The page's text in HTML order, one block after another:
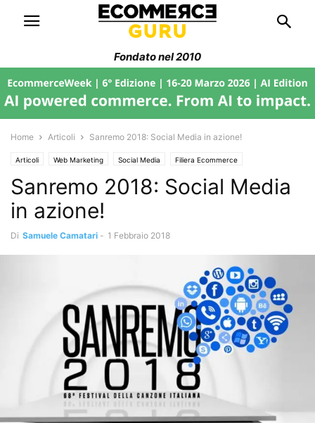
Fondato nel 2010
Home Articoli Sanremo 2018: Social Media in azione!
Articoli Web Marketing Social Media Filiera Ecommerce
Sanremo 2018: Social Media
in azione!
Di Samuele Camatari - 1 Febbraio 2018